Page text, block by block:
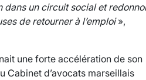
un circuit social et
de retourner à l’emploi»,
une forte accélération de son
Cabinet d’avocats marseillais